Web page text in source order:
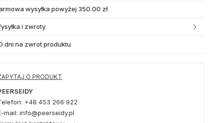
wysyłka powyżej 350.00 zł
i zwroty
dni na zwrot produktu
O PRODUKT
+48 453 266 922
mail: info@peerseidy.pl